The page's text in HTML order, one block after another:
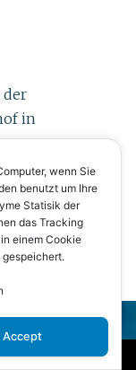
der
in
vom
wenn Sie
benutzt um Ihre
Statisik der
das Tracking
einem Cookie
Accept